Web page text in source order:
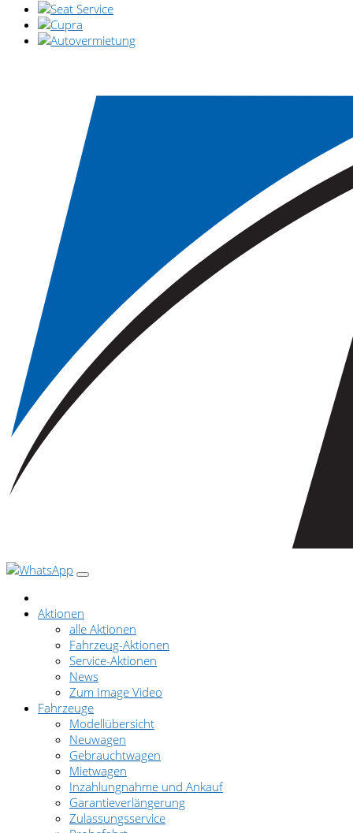
Aktionen
alle Aktionen
Fahrzeug-Aktionen
Service-Aktionen
News
Zum Image Video
Fahrzeuge
Modellübersicht
Neuwagen
Gebrauchtwagen
Mietwagen
Inzahlungnahme und Ankauf
Garantieverlängerung
Zulassungsservice